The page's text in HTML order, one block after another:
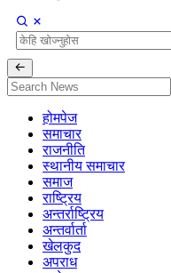
होमपेज
समाचार
राजनीति
स्थानीय समाचार
समाज
राष्ट्रिय
अन्तर्राष्ट्रिय
अन्तर्वार्ता
खेलकुद
अपराध